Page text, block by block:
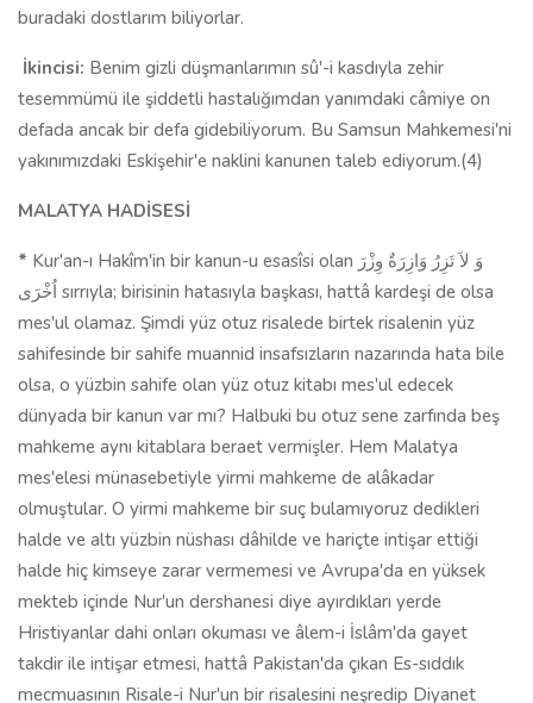
buradaki dostlarım biliyorlar.
İkincisi: Benim gizli düşmanlarımın sû'-i kasdıyla zehir
tesemmümü ile şiddetli hastalığımdan yanımdaki câmiye on
defada ancak bir defa gidebiliyorum. Bu Samsun Mahkemesi'ni
yakınımızdaki Eskişehir'e naklini kanunen taleb ediyorum.(4)
MALATYA HADİSESİ
* Kur'an-ı Hakîm'in bir kanun-u esasîsi olan وَ لاَ تَزِرُ وَازِرَةٌ وِزْرَ
اُخْرَى sırrıyla; birisinin hatasıyla başkası, hattâ kardeşi de olsa
mes'ul olamaz. Şimdi yüz otuz risalede birtek risalenin yüz
sahifesinde bir sahife muannid insafsızların nazarında hata bile
olsa, o yüzbin sahife olan yüz otuz kitabı mes'ul edecek
dünyada bir kanun var mı? Halbuki bu otuz sene zarfında beş
mahkeme aynı kitablara beraet vermişler. Hem Malatya
mes'elesi münasebetiyle yirmi mahkeme de alâkadar
olmuştular. O yirmi mahkeme bir suç bulamıyoruz dedikleri
halde ve altı yüzbin nüshası dâhilde ve hariçte intişar ettiği
halde hiç kimseye zarar vermemesi ve Avrupa'da en yüksek
mekteb içinde Nur'un dershanesi diye ayırdıkları yerde
Hristiyanlar dahi onları okuması ve âlem-i İslâm'da gayet
takdir ile intişar etmesi, hattâ Pakistan'da çıkan Es-sıddık
mecmuasının Risale-i Nur'un bir risalesini neşredip Diyanet